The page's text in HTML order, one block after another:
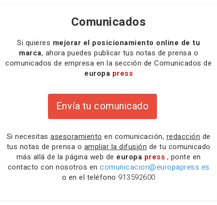
Comunicados
Si quieres mejorar el posicionamiento online de tu
marca, ahora puedes publicar tus notas de prensa o
comunicados de empresa en la sección de Comunicados de
europa press
Envía tu comunicado
Si necesitas asesoramiento en comunicación, redacción de
tus notas de prensa o ampliar la difusión de tu comunicado
más allá de la página web de europa press , ponte en
contacto con nosotros en comunicacion@europapress.es
o en el teléfono 913592600